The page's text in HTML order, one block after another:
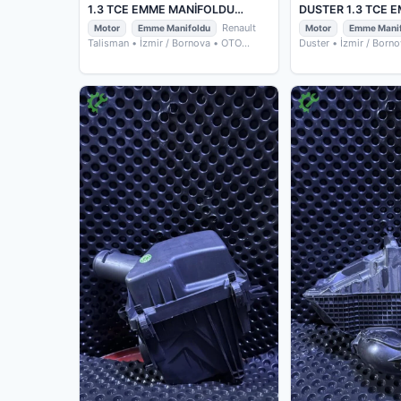
1.3 TCE EMME MANİFOLDU
140030373R
Motor Emme Manifoldu
Renault
Talisman • İzmir / Bornova • OTO
DUSTER 1.3 TCE
MANİFOLDU
Motor Emme
Duster • İzmir /